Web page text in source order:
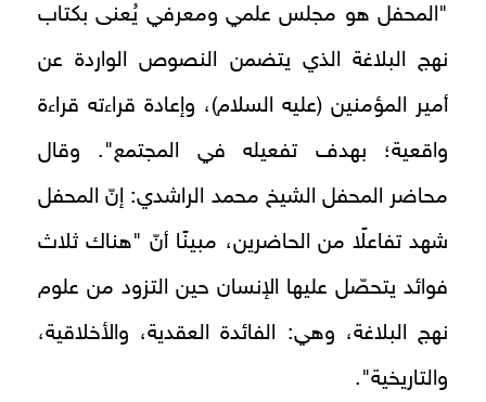
"المحفل هو مجلس علمي ومعرفي يُعنى بكتاب
نهج البلاغة الذي يتضمن النصوص الواردة عن
أمير المؤمنين (عليه السلام)، وإعادة قراءته قراءة
واقعية؛ بهدف تفعيله في المجتمع". وقال
محاضر المحفل الشيخ محمد الراشدي: إنّ المحفل
شهد تفاعلًا من الحاضرين، مبينًا أنّ "هناك ثلاث
فوائد يتحصّل عليها الإنسان حين التزود من علوم
نهج البلاغة، وهي: الفائدة العقدية، والأخلاقية،
والتاريخية".